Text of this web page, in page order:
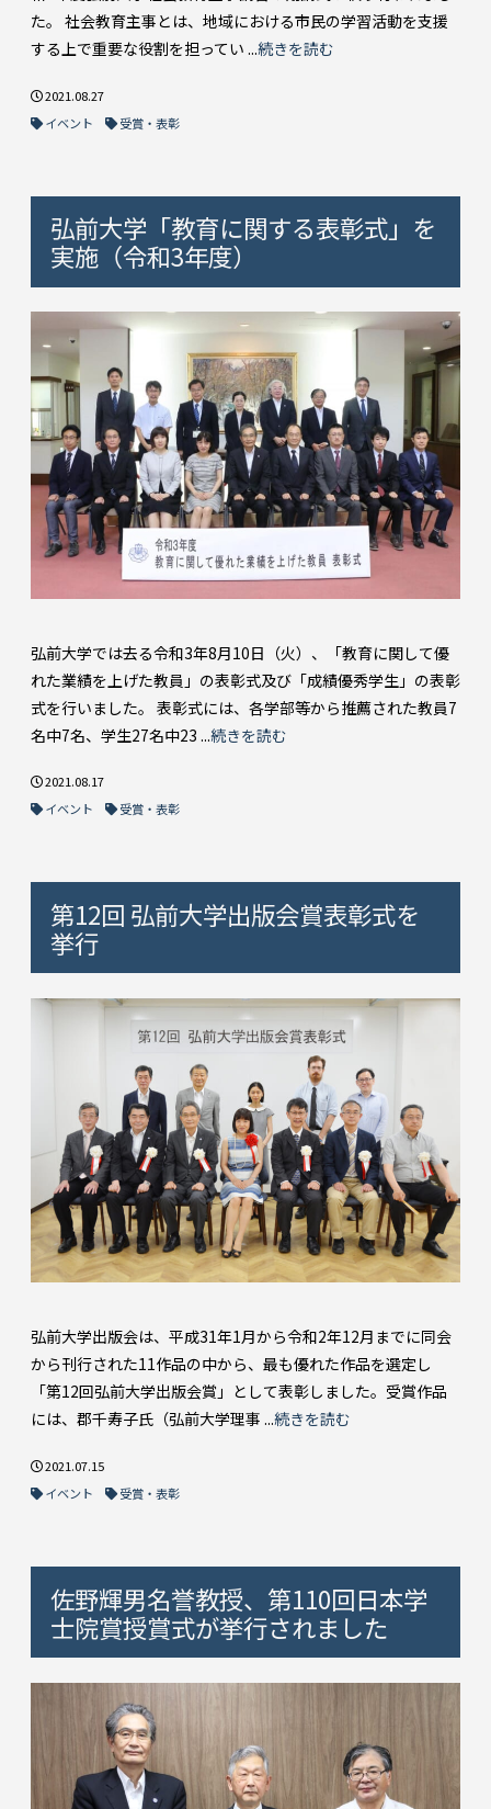
た。 社会教育主事とは、地域における市民の学習活動を支援
する上で重要な役割を担ってい ...続きを読む
2021.08.27
イベント
受賞・表彰
弘前大学「教育に関する表彰式」を
実施（令和3年度）
弘前大学では去る令和3年8月10日（火）、「教育に関して優
れた業績を上げた教員」の表彰式及び「成績優秀学生」の表彰
式を行いました。 表彰式には、各学部等から推薦された教員7
名中7名、学生27名中23 ...続きを読む
2021.08.17
イベント
受賞・表彰
第12回 弘前大学出版会賞表彰式を
挙行
弘前大学出版会は、平成31年1月から令和2年12月までに同会
から刊行された11作品の中から、最も優れた作品を選定し
「第12回弘前大学出版会賞」として表彰しました。受賞作品
には、郡千寿子氏（弘前大学理事 ...続きを読む
2021.07.15
イベント
受賞・表彰
佐野輝男名誉教授、第110回日本学
士院賞授賞式が挙行されました